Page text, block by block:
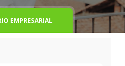
EMPRESARIAL